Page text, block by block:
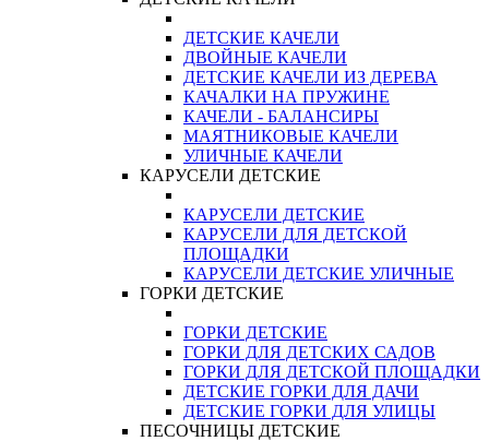
ДЕТСКИЕ КАЧЕЛИ
ДВОЙНЫЕ КАЧЕЛИ
ДЕТСКИЕ КАЧЕЛИ ИЗ ДЕРЕВА
КАЧАЛКИ НА ПРУЖИНЕ
КАЧЕЛИ - БАЛАНСИРЫ
МАЯТНИКОВЫЕ КАЧЕЛИ
УЛИЧНЫЕ КАЧЕЛИ
КАРУСЕЛИ ДЕТСКИЕ
КАРУСЕЛИ ДЕТСКИЕ
КАРУСЕЛИ ДЛЯ ДЕТСКОЙ
ПЛОЩАДКИ
КАРУСЕЛИ ДЕТСКИЕ УЛИЧНЫЕ
ГОРКИ ДЕТСКИЕ
ГОРКИ ДЕТСКИЕ
ГОРКИ ДЛЯ ДЕТСКИХ САДОВ
ГОРКИ ДЛЯ ДЕТСКОЙ ПЛОЩАДКИ
ДЕТСКИЕ ГОРКИ ДЛЯ ДАЧИ
ДЕТСКИЕ ГОРКИ ДЛЯ УЛИЦЫ
ПЕСОЧНИЦЫ ДЕТСКИЕ